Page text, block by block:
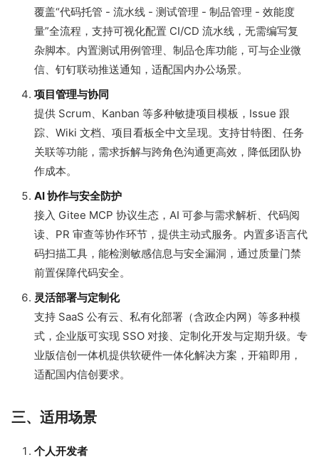
覆盖“代码托管 - 流水线 - 测试管理 - 制品管理 - 效能度
量”全流程，支持可视化配置 CI/CD 流水线，无需编写复
杂脚本。内置测试用例管理、制品仓库功能，可与企业微
信、钉钉联动推送通知，适配国内办公场景。
项目管理与协同
提供 Scrum、Kanban 等多种敏捷项目模板，Issue 跟
踪、Wiki 文档、项目看板全中文呈现。支持甘特图、任务
关联等功能，需求拆解与跨角色沟通更高效，降低团队协
作成本。
AI 协作与安全防护
接入 Gitee MCP 协议生态，AI 可参与需求解析、代码阅
读、PR 审查等协作环节，提供主动式服务。内置多语言代
码扫描工具，能检测敏感信息与安全漏洞，通过质量门禁
前置保障代码安全。
灵活部署与定制化
支持 SaaS 公有云、私有化部署（含政企内网）等多种模
式，企业版可实现 SSO 对接、定制化开发与定期升级。专
业版信创一体机提供软硬件一体化解决方案，开箱即用，
适配国内信创要求。
三、适用场景
个人开发者